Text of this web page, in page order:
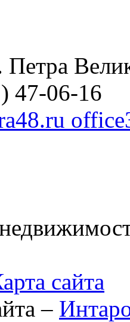
Петра
47-06-16
сайта
–